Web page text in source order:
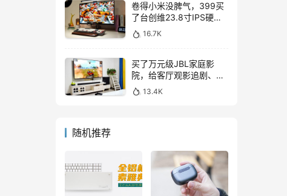
卷得小米没脾气，399买
了台创维23.8寸IPS硬屏
显示器，表现如何？
16.7K
买了万元级JBL家庭影
院，给客厅观影追剧、游
戏互娱带来哪些提升？
13.4K
随机推荐